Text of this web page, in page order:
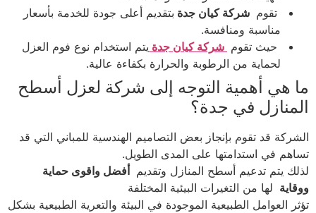
تقوم شركة كيان جدة بتقديم أعلى جودة للخدمة بأسعار
مناسبة ومنافسة.
حيث تقوم شركة كيان جدة يتم استخدام نوع فوم العزل
لحماية من الرطوبة والحرارة بكفاءة عالية.
ما هي أهمية التوجه إلى شركة لعزل أسطح
المنازل في جدة؟
الشركة قد تقوم بإنجاز بعض التصاميم الهندسية للمباني التي قد
تساهم في استدامتها على المدى الطويل.
لذلك يتم تدعيم أسطح المنازل وتقديم أفضل واقوى حماية
ووقاية لها من التغيرات البيئية المختلفة
تؤثر العوامل الطبيعية الموجودة في البيئة والتعرية الطبيعية بشكل